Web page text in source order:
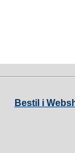
Bestil i